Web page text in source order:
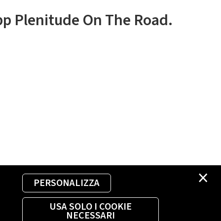
×
PERSONALIZZA
USA SOLO I COOKIE
NECESSARI
Plenitude On The Road.